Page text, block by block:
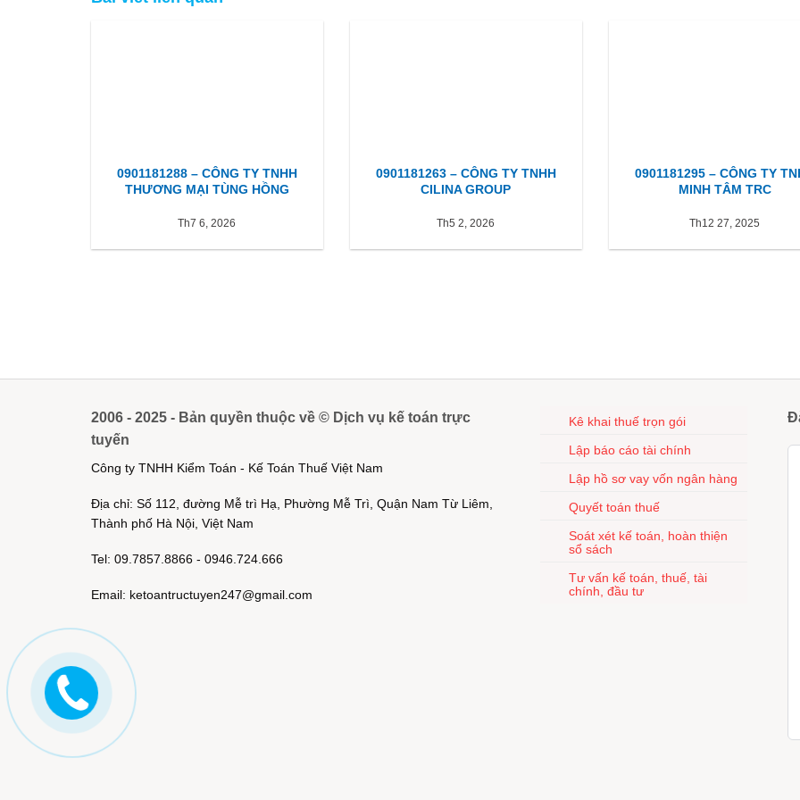
0901181288 – CÔNG TY TNHH
THƯƠNG MẠI TÙNG HỒNG
Th7 6, 2026
0901181263 – CÔNG TY TNHH
CILINA GROUP
Th5 2, 2026
0901181295 – CÔNG TY
MINH TÂM TRC
Th12 27, 2025
2006 - 2025 - Bản quyền thuộc về © Dịch vụ kế toán trực
tuyến
Công ty TNHH Kiểm Toán - Kế Toán Thuế Việt Nam
Địa chỉ: Số 112, đường Mễ trì Hạ, Phường Mễ Trì, Quận Nam Từ Liêm,
Thành phố Hà Nội, Việt Nam
Tel: 09.7857.8866 - 0946.724.666
Email: ketoantructuyen247@gmail.com
Kê khai thuế trọn gói
Lập báo cáo tài chính
Lập hồ sơ vay vốn ngân hàng
Quyết toán thuế
Soát xét kế toán, hoàn thiện
sổ sách
Tư vấn kế toán, thuế, tài
chính, đầu tư